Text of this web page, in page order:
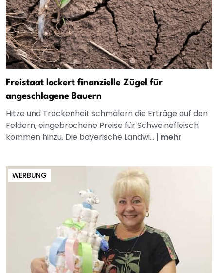
Freistaat lockert finanzielle Zügel für
angeschlagene Bauern
Hitze und Trockenheit schmälern die Erträge auf den
Feldern, eingebrochene Preise für Schweinefleisch
kommen hinzu. Die bayerische Landwi... | mehr
WERBUNG